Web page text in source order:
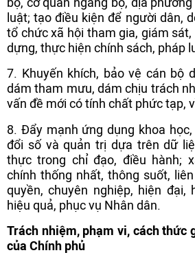
luật; tạo điều kiện để người dân,
tổ chức xã hội tham gia, giám
dựng, thực hiện chính sách, pháp
7. Khuyến khích, bảo vệ cán bộ
dám tham mưu, dám chịu trách
vấn đề mới có tính chất phức tạp,
8. Đẩy mạnh ứng dụng khoa
đổi số và quản trị dựa trên dữ
thực trong chỉ đạo, điều hành;
chính thống nhất, thông suốt,
quyền, chuyên nghiệp, hiện đại,
hiệu quả, phục vụ Nhân dân.
Trách nhiệm, phạm vi, cách thức
của Chính phủ